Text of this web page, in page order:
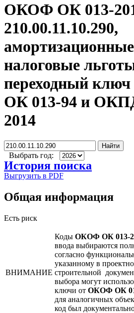
ОКОФ ОК 013-
210.00.11.10.290,
налоговые
переходный
ОК 013-94 и
2014
Найти
Выбрать год:
История поиска
Выгрузить в PDF
Общая информация
Есть риск
ВНИМАНИЕ
Коды ОКОФ ОК 013-
ввода выбираются
согласно
указанному в
строительной
выбора могут
ключи от ОКОФ ОК
для аналогичных
код был